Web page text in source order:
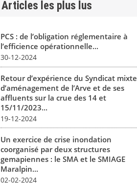
Articles les plus lus
PCS : de l’obligation réglementaire à
l’efficience opérationnelle...
30-12-2024
Retour d’expérience du Syndicat mixte
d’aménagement de l’Arve et de ses
affluents sur la crue des 14 et
15/11/2023...
19-12-2024
Un exercice de crise inondation
coorganisé par deux structures
gemapiennes : le SMA et le SMIAGE
Maralpin...
02-02-2024